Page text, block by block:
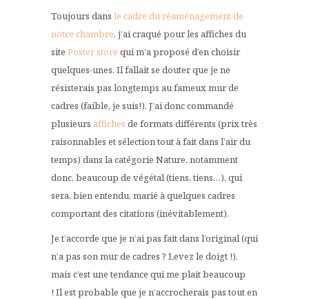
Toujours dans le cadre du réaménagement de
notre chambre, j’ai craqué pour les affiches du
site Poster store qui m’a proposé d’en choisir
quelques-unes. Il fallait se douter que je ne
résisterais pas longtemps au fameux mur de
cadres (faible, je suis!). J’ai donc commandé
plusieurs affiches de formats différents (prix très
raisonnables et sélection tout à fait dans l’air du
temps) dans la catégorie Nature, notamment
donc, beaucoup de végétal (tiens, tiens…), qui
sera, bien entendu, marié à quelques cadres
comportant des citations (inévitablement).
Je t’accorde que je n’ai pas fait dans l’original (qui
n’a pas son mur de cadres ? Levez le doigt !),
mais c’est une tendance qui me plait beaucoup
! Il est probable que je n’accrocherais pas tout en